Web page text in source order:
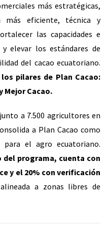
más estratégicas,
más eficiente, técnica y
las capacidades e
elevar los estándares de
del cacao ecuatoriano.
pilares de Plan Cacao:
Mejor Cacao.
a 7.500 agricultores en
a Plan Cacao como
el agro ecuatoriano.
del programa, cuenta con
y el 20% con verificación
a zonas libres de